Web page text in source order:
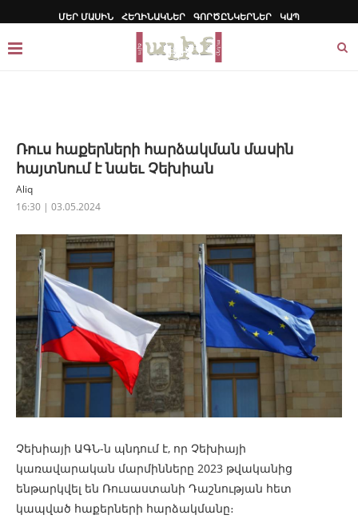
ՄԵՐ ՄԱՍԻՆ ՀԵՂԻՆԱԿՆԵՐ ԳՈՐԾԸՆԿԵՐՆԵՐ ԿԱՊ
Ռուս հաքերների հարձակման մասին
հայտնում է նաեւ Չեխիան
Aliq
16:30 | 03.05.2024
Չեխիայի ԱԳՆ-ն պնդում է, որ Չեխիայի
կառավարական մարմինները 2023 թվականից
ենթարկվել են Ռուսաստանի Դաշնության հետ
կապված հաքերների հարձակմանը։